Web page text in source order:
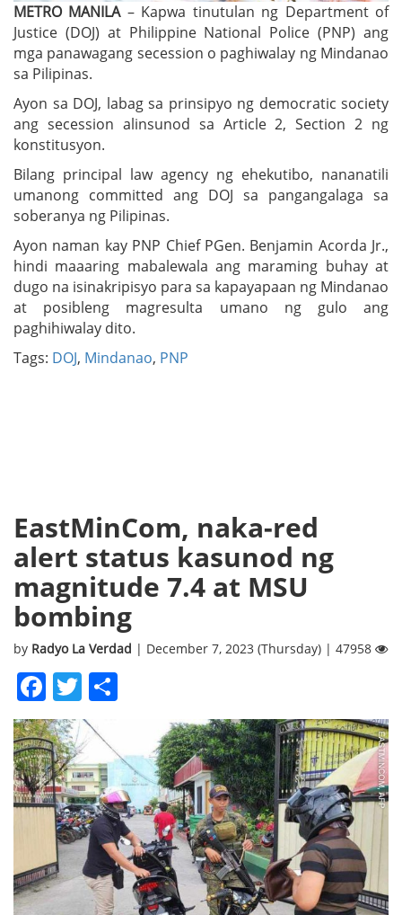
METRO MANILA– Kapwa tinutulan ng Department of
Justice (DOJ) at Philippine National Police (PNP) ang
mga panawagang secession o paghiwalay ng Mindanao
sa Pilipinas.
Ayon sa DOJ, labag sa prinsipyo ng democratic society
ang secession alinsunod sa Article 2, Section 2 ng
konstitusyon.
Bilang principal law agency ng ehekutibo, nananatili
umanong committed ang DOJ sa pangangalaga sa
soberanya ng Pilipinas.
Ayon naman kay PNP Chief PGen. Benjamin Acorda Jr.,
hindi maaaring mabalewala ang maraming buhay at
dugo na isinakripisyo para sa kapayapaan ng Mindanao
at posibleng magresulta umano ng gulo ang
paghihiwalay dito.
Tags: DOJ, Mindanao, PNP
EastMinCom, naka-red
alert status kasunod ng
magnitude 7.4 at MSU
bombing
by Radyo La Verdad | December 7, 2023 (Thursday) | 47958
Facebook
Twitter